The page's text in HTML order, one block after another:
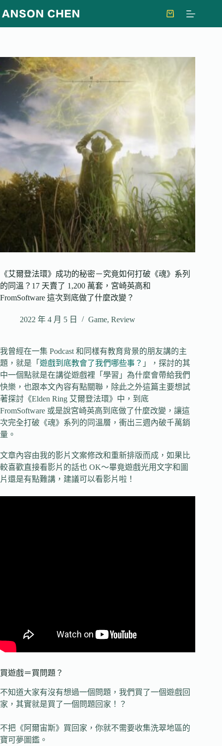
至
主
購
《艾爾登法環》成功的秘密－究竟如何打破《魂》系列
的同溫？17 天賣了 1,200 萬套，宮崎英高和
FromSoftware 這次到底做了什麼改變？
2022 年 4 月 5 日 Game, Review
我曾經在一集 Podcast 和同樣有教育背景的朋友講的主
題，就是「 遊戲到底教會了我們哪些事？ 」，探討的其
中一個點就是在講從遊戲裡「學習」為什麼會帶給我們
快樂，也跟本文內容有點關聯，除此之外這篇主要想試
著探討《Elden Ring 艾爾登法環》中，到底
FromSoftware 或是說宮崎英高到底做了什麼改變，讓這
次完全打破《魂》系列的同溫層，衝出三週內破千萬銷
量。
文章內容由我的影片文案修改和重新排版而成，如果比
較喜歡直接看影片的話也 OK～畢竟遊戲光用文字和圖
片還是有點難講，建議可以看影片啦！
買遊戲＝買問題？
不知道大家有沒有想過一個問題，我們買了一個遊戲回
家，其實就是買了一個問題回家！？
不把《阿爾宙斯》買回家，你就不需要收集洗翠地區的
寶可夢圖鑑。